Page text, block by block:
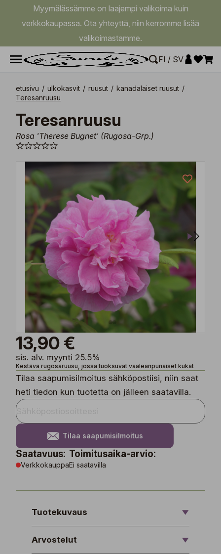
Myymälässämme on laajempi valikoima kuin
verkkokaupassa. Ota yhteyttä, niin kerromme lisää
valikoimastamme.
FI / SV
etusivu / ulkokasvit / ruusut / kanadalaiset ruusut /
Teresanruusu
Teresanruusu
Rosa 'Therese Bugnet' (Rugosa-Grp.)
13,90 €
sis. alv. myynti 25.5%
Kestävä rugosaruusu, jossa tuoksuvat vaaleanpunaiset kukat
Tilaa saapumisilmoitus sähköpostiisi, niin saat
heti tiedon kun tuotetta on jälleen saatavilla.
Tilaa saapumisilmoitus
Saatavuus:
Verkkokauppa
Toimitusaika-arvio:
Ei saatavilla
Tuotekuvaus
Arvostelut